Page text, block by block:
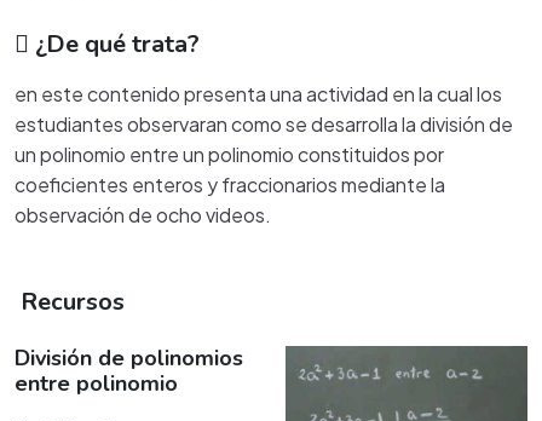
¿De qué trata?
en este contenido presenta una actividad en la cual los
estudiantes observaran como se desarrolla la división de
un polinomio entre un polinomio constituidos por
coeficientes enteros y fraccionarios mediante la
observación de ocho videos.
Recursos
División de polinomios
entre polinomio